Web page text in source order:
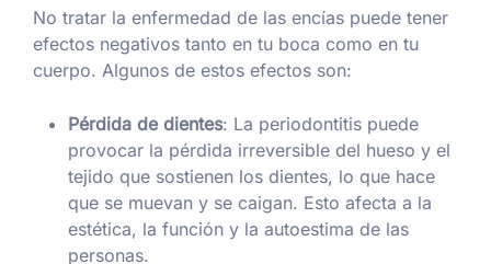
No tratar la enfermedad de las encías puede tener
efectos negativos tanto en tu boca como en tu
cuerpo. Algunos de estos efectos son:
Pérdida de dientes: La periodontitis puede
provocar la pérdida irreversible del hueso y el
tejido que sostienen los dientes, lo que hace
que se muevan y se caigan. Esto afecta a la
estética, la función y la autoestima de las
personas.